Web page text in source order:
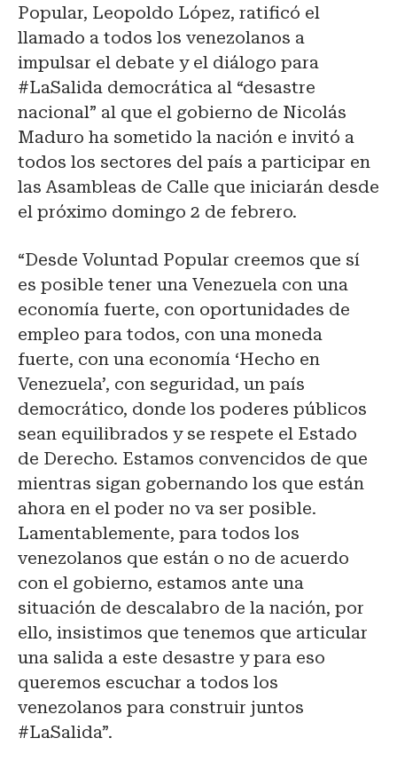
Popular, Leopoldo López, ratificó el
llamado a todos los venezolanos a
impulsar el debate y el diálogo para
#LaSalida democrática al “desastre
nacional” al que el gobierno de Nicolás
Maduro ha sometido la nación e invitó a
todos los sectores del país a participar en
las Asambleas de Calle que iniciarán desde
el próximo domingo 2 de febrero.
“Desde Voluntad Popular creemos que sí
es posible tener una Venezuela con una
economía fuerte, con oportunidades de
empleo para todos, con una moneda
fuerte, con una economía ‘Hecho en
Venezuela’, con seguridad, un país
democrático, donde los poderes públicos
sean equilibrados y se respete el Estado
de Derecho. Estamos convencidos de que
mientras sigan gobernando los que están
ahora en el poder no va ser posible.
Lamentablemente, para todos los
venezolanos que están o no de acuerdo
con el gobierno, estamos ante una
situación de descalabro de la nación, por
ello, insistimos que tenemos que articular
una salida a este desastre y para eso
queremos escuchar a todos los
venezolanos para construir juntos
#LaSalida”.